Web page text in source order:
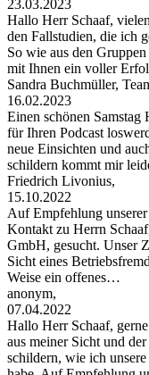
23.03.2023
Hallo Herr Schaaf,
den Fallstudien, die ich
So wie aus den
mit Ihnen ein voller
Sandra Buchmüller,
16.02.2023
Einen schönen
für Ihren Podcast
neue Einsichten und
schildern kommt mir
Friedrich Livonius,
15.10.2022
Auf Empfehlung
Kontakt zu Herrn
GmbH, gesucht. Unser
Sicht eines
Weise ein offenes…
anonym,
07.04.2022
Hallo Herr Schaaf,
aus meiner Sicht und
schildern, wie ich